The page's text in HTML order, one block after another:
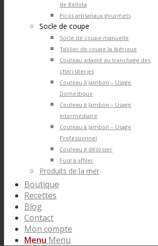
de Bellota
Picos artisanaux gourmets
Socle de coupe
Socle de coupe manuelle
Tablier de coupe la ibérique
Couteau adapté au tranchage des
charcuteries
Couteau à Jambon – Usage
Domestique
Couteau à Jambon – Usage
Intermédiaire
Couteau à Jambon – Usage
Professionnel
Couteau à désosser
Fusil à affiler
Produits de la mer
Boutique
Recettes
Blog
Contact
Mon compte
Menu Menu